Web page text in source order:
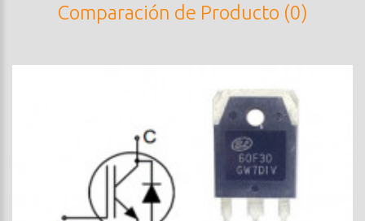
Comparación de Producto (0)